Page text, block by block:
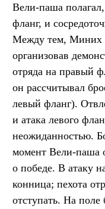
Вели-паша
фланг, и
Между тем, Миних
организовав
отряда на правый
он рассчитывал
левый фланг).
и атака левого
неожиданностью.
момент Вели-паша
о победе. В атаку
конница; пехота
отступать. На